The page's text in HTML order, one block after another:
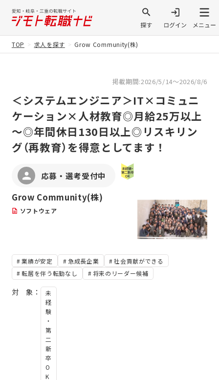
TOP 求人を探す Grow Community(株)
掲載期間:2026/5/14～2026/8/6
＜システムエンジニア＞IT×コミュニ
ケーション×人材教育◎月給25万以上
～◎年間休日130日以上◎リスキリン
グ（再教育）を得意としてます！
応募・選考受付中
Grow Community(株)
ソフトウェア
業績が安定 急成長企業
社会貢献ができる
転居を伴う転勤なし
将来のリーダー候補
対 象：
未
経
験
・
第
二
新
卒
O
K